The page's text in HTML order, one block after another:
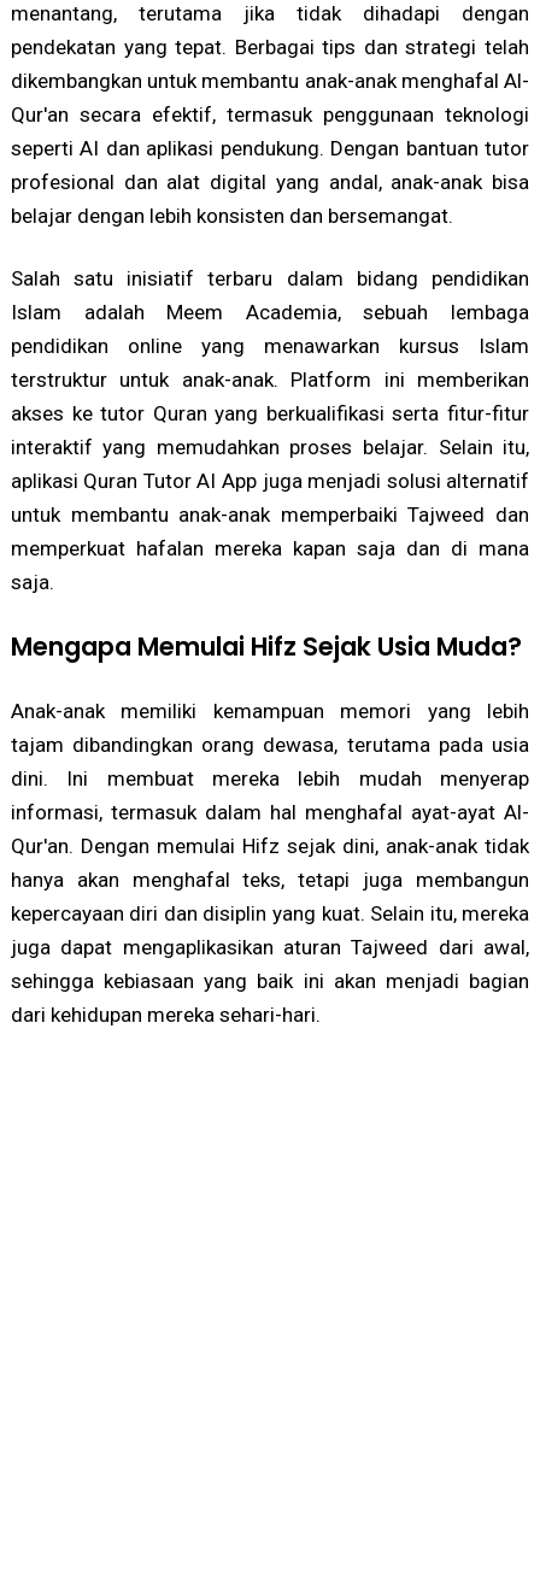
menantang, terutama jika tidak dihadapi dengan
pendekatan yang tepat. Berbagai tips dan strategi telah
dikembangkan untuk membantu anak-anak menghafal Al-
Qur'an secara efektif, termasuk penggunaan teknologi
seperti AI dan aplikasi pendukung. Dengan bantuan tutor
profesional dan alat digital yang andal, anak-anak bisa
belajar dengan lebih konsisten dan bersemangat.
Salah satu inisiatif terbaru dalam bidang pendidikan
Islam adalah Meem Academia, sebuah lembaga
pendidikan online yang menawarkan kursus Islam
terstruktur untuk anak-anak. Platform ini memberikan
akses ke tutor Quran yang berkualifikasi serta fitur-fitur
interaktif yang memudahkan proses belajar. Selain itu,
aplikasi Quran Tutor AI App juga menjadi solusi alternatif
untuk membantu anak-anak memperbaiki Tajweed dan
memperkuat hafalan mereka kapan saja dan di mana
saja.
Mengapa Memulai Hifz Sejak Usia Muda?
Anak-anak memiliki kemampuan memori yang lebih
tajam dibandingkan orang dewasa, terutama pada usia
dini. Ini membuat mereka lebih mudah menyerap
informasi, termasuk dalam hal menghafal ayat-ayat Al-
Qur'an. Dengan memulai Hifz sejak dini, anak-anak tidak
hanya akan menghafal teks, tetapi juga membangun
kepercayaan diri dan disiplin yang kuat. Selain itu, mereka
juga dapat mengaplikasikan aturan Tajweed dari awal,
sehingga kebiasaan yang baik ini akan menjadi bagian
dari kehidupan mereka sehari-hari.